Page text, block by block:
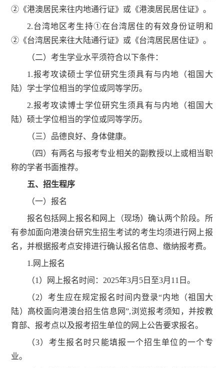
②《港澳居民来往内地通行证》或《港澳居民居住证》。
2.台湾地区考生持①在台湾居住的有效身份证明和
②《台湾居民来往大陆通行证》或《台湾居民居住证》。
（二）考生学业水平须符合以下条件：
1.报考攻读硕士学位研究生须具有与内地（祖国大
陆）学士学位相当的学位或同等学历。
2.报考攻读博士学位研究生须具有与内地（祖国大
陆）硕士学位相当的学位或同等学历。
（三）品德良好、身体健康。
（四）有两名与报考专业相关的副教授以上或相当职
称的学者书面推荐。
五、招生程序
（一）报名
报名包括网上报名和网上（现场）确认两个阶段。所
有参加面向港澳台研究生招生考试的考生均须进行网上报
名，并根据报考点安排进行确认报名信息、缴纳报考费。
1.网上报名
（1）网上报名时间：2025年3月5日至3月11日。
（2）考生应在规定报名时间内登录“内地（祖国大
陆）高校面向港澳台招生信息网”,浏览报考须知，并按教
育部、报考点以及报考招生单位的网上公告要求报名。
（3）考生报名时只能填报一个招生单位的一个专
业。